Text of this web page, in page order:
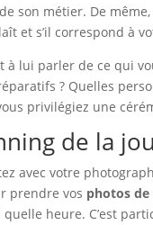
son métier. De
et s’il correspond à
à lui parler de ce qui
? Quelles
privilégiez une
de la
avec votre
prendre vos photos de
heure. C’est